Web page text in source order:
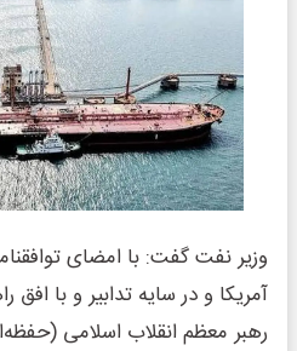
وزیر نفت گفت: با امضای
آمریکا و در سایه تدابیر و با
رهبر معظم انقلاب اسلامی